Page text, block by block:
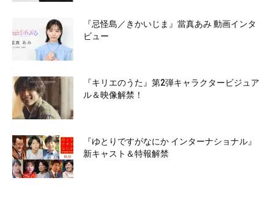
『忌怪島／きかいじま』當真あみ 動画インタ
ビュー
『キリエのうた』第2弾キャラクタービジュア
ル＆映像解禁！
『ゆとりですがなにか インターナショナル』
新キャスト＆特報解禁